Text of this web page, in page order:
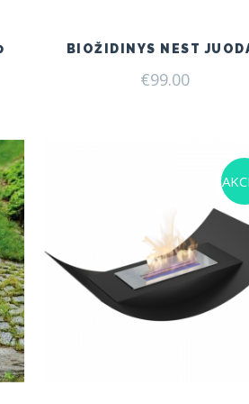
BIOŽIDINYS NEST
€99.00